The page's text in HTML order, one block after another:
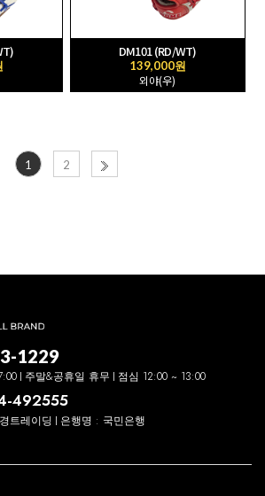
DM101 (RD/WT)
139,000원
외야(우)
1 2
1229
주말&공휴일 휴무 점심 12:00 ~ 13:00
492555
트레이딩 은행명 : 국민은행